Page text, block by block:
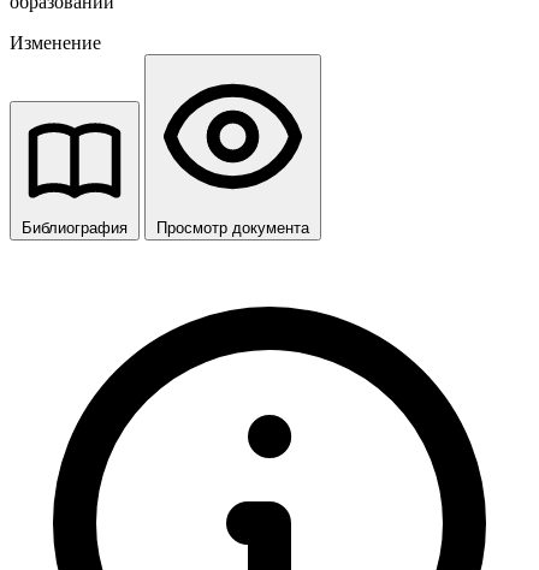
Изменение
Библиография Просмотр документа